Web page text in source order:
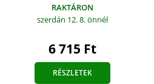
RAKTÁRON
szerdán 12. 8.önnél
6 715 Ft
RÉSZLETEK